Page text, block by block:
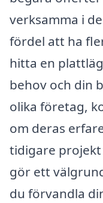
verksamma i
fördel att ha
hitta en
behov och din
olika företag,
om deras
tidigare
gör ett
du förvandla